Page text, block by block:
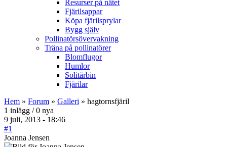
Resurser på nätet
Fjärilsappar
Köpa fjärilsprylar
Bygg själv
Pollinatörsövervakning
Träna på pollinatörer
Blomflugor
Humlor
Solitärbin
Fjärilar
Hem » Forum » Galleri » hagtornsfjäril
1 inlägg / 0 nya
9 juli, 2013 - 18:46
#1
Joanna Jensen